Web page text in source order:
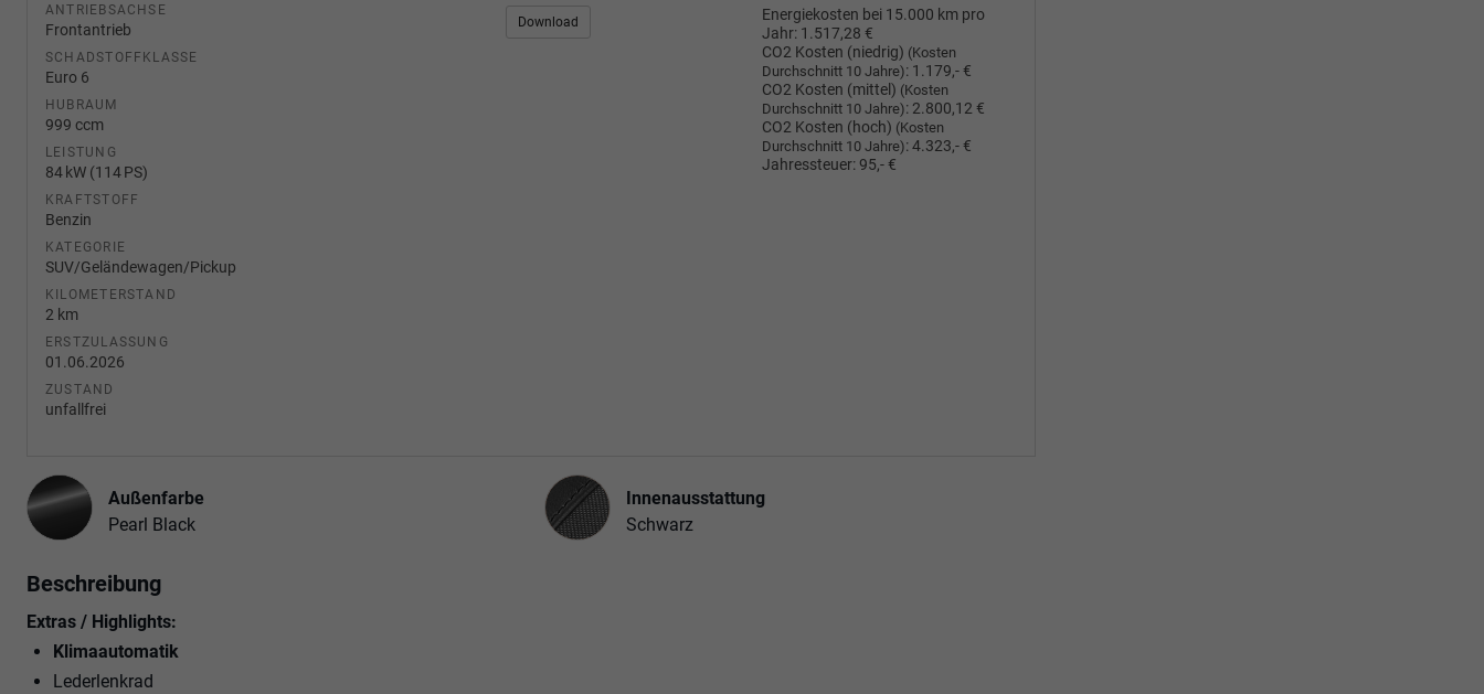
ANTRIEBSACHSE
Frontantrieb
SCHADSTOFFKLASSE
Euro 6
HUBRAUM
999 ccm
LEISTUNG
84 kW (114 PS)
KRAFTSTOFF
Benzin
KATEGORIE
SUV/Geländewagen/Pickup
KILOMETERSTAND
2 km
ERSTZULASSUNG
01.06.2026
ZUSTAND
unfallfrei
Download
Energiekosten bei 15.000 km pro
Jahr: 1.517,28 €
CO2 Kosten (niedrig) (Kosten
Durchschnitt 10 Jahre): 1.179,- €
CO2 Kosten (mittel) (Kosten
Durchschnitt 10 Jahre): 2.800,12 €
CO2 Kosten (hoch) (Kosten
Durchschnitt 10 Jahre):4.323,- €
Jahressteuer: 95,- €
Außenfarbe
Pearl Black
Innenausstattung
Innenausstattung
Schwarz
Beschreibung
Extras / Highlights:
Klimaautomatik
Lederlenkrad